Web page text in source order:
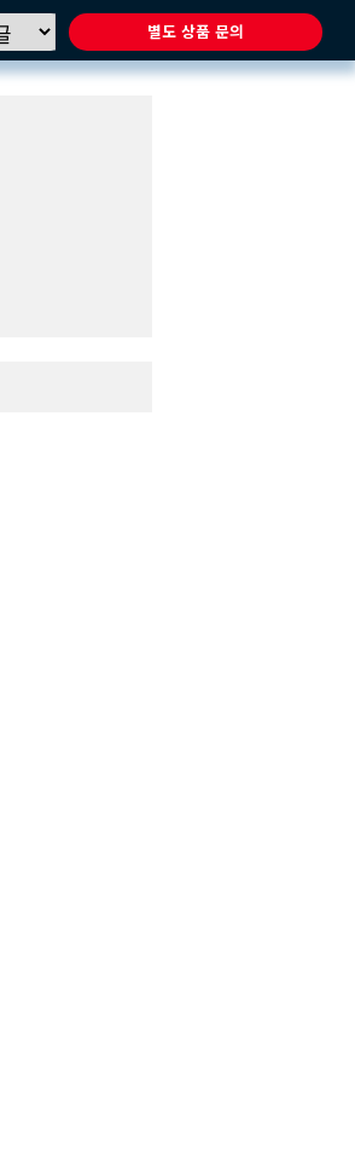
별도 상품 문의